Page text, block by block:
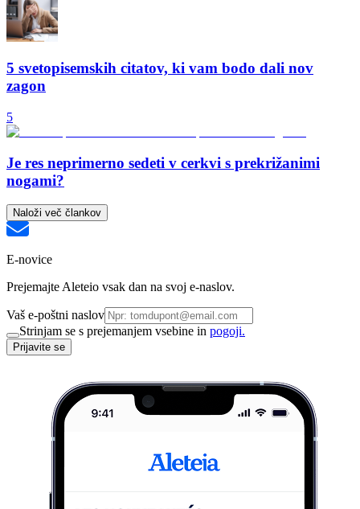
5 svetopisemskih citatov, ki vam bodo dali nov
zagon
5
Je res neprimerno sedeti v cerkvi s prekrižanimi
nogami?
Naloži več člankov
E-novice
Prejemajte Aleteio vsak dan na svoj e-naslov.
Vaš e-poštni naslov
Strinjam se s prejemanjem vsebine in pogoji.
Prijavite se